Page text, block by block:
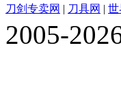
刀剑专卖网 | 刀具网 | 世
2005-